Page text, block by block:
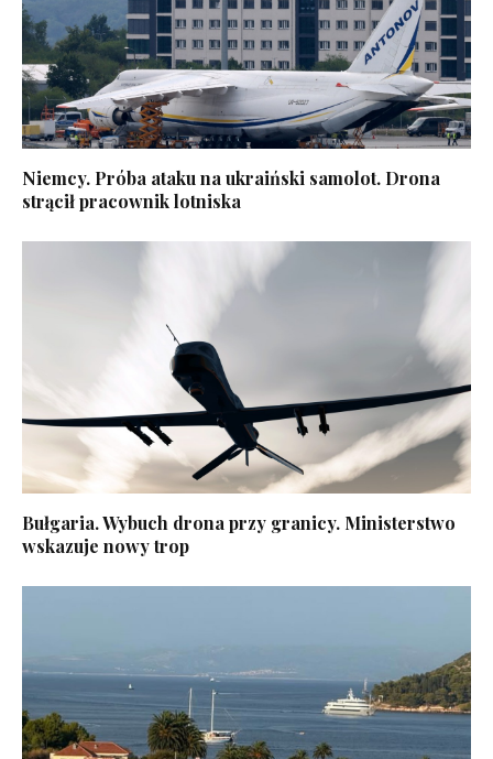
Niemcy. Próba ataku na ukraiński samolot. Drona
strącił pracownik lotniska
Bułgaria. Wybuch drona przy granicy. Ministerstwo
wskazuje nowy trop